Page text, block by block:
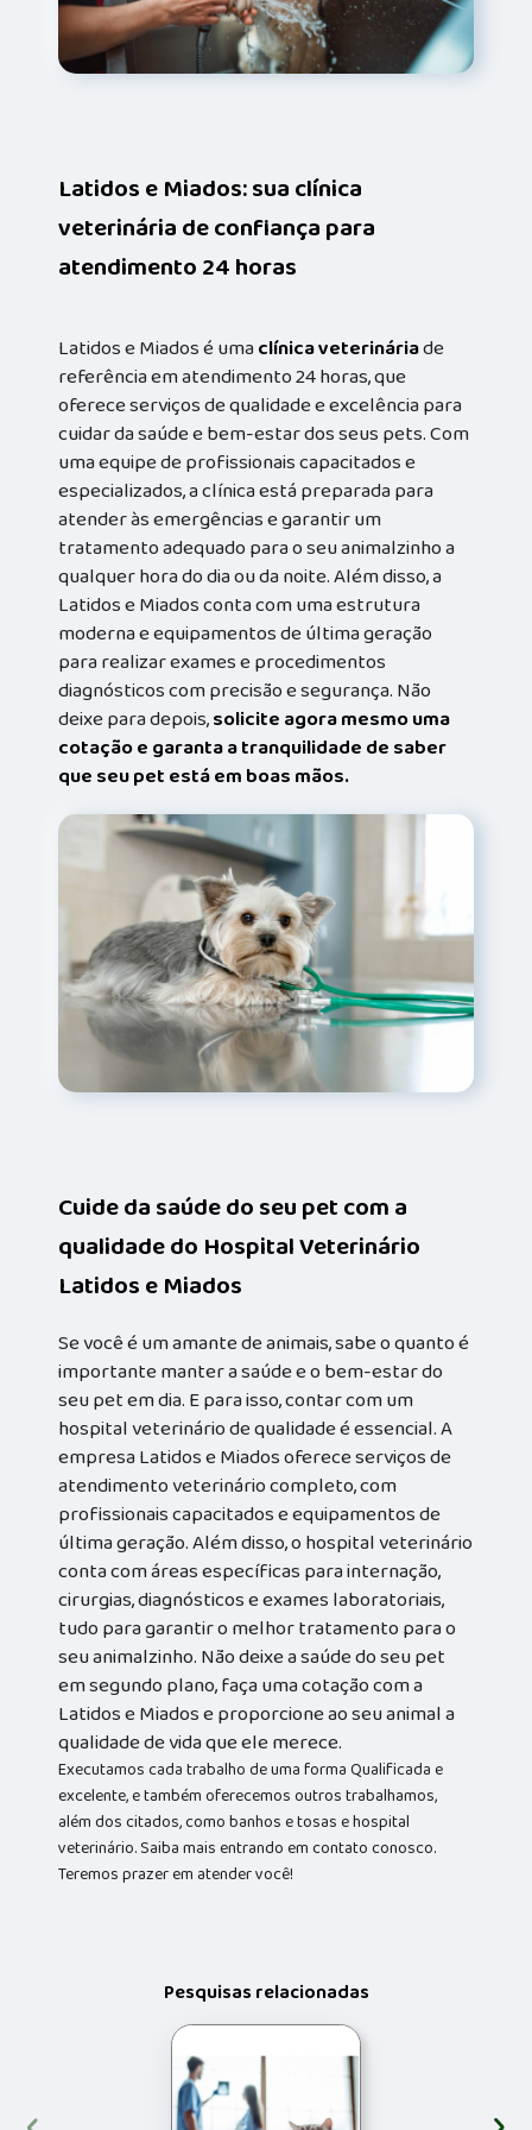
Latidos e Miados: sua clínica
veterinária de confiança para
atendimento 24 horas
Latidos e Miados é umaclínica veterináriade
referência em atendimento 24 horas, que
oferece serviços de qualidade e excelência para
cuidar da saúde e bem-estar dos seus pets. Com
uma equipe de profissionais capacitados e
especializados, a clínica está preparada para
atender às emergências e garantir um
tratamento adequado para o seu animalzinho a
qualquer hora do dia ou da noite. Além disso, a
Latidos e Miados conta com uma estrutura
moderna e equipamentos de última geração
para realizar exames e procedimentos
diagnósticos com precisão e segurança. Não
deixe para depois,solicite agora mesmo uma
cotação e garanta a tranquilidade de saber
que seu pet está em boas mãos.
Cuide da saúde do seu pet com a
qualidade do Hospital Veterinário
Latidos e Miados
Se você é um amante de animais, sabe o quanto é
importante manter a saúde e o bem-estar do
seu pet em dia. E para isso, contar com um
hospital veterinário de qualidade é essencial. A
empresa Latidos e Miados oferece serviços de
atendimento veterinário completo, com
profissionais capacitados e equipamentos de
última geração. Além disso, o hospital veterinário
conta com áreas específicas para internação,
cirurgias, diagnósticos e exames laboratoriais,
tudo para garantir o melhor tratamento para o
seu animalzinho. Não deixe a saúde do seu pet
em segundo plano, faça uma cotação com a
Latidos e Miados e proporcione ao seu animal a
qualidade de vida que ele merece.
Executamos cada trabalho de uma forma Qualificada e
excelente, e também oferecemos outros trabalhamos,
além dos citados, como banhos e tosas e hospital
veterinário. Saiba mais entrando em contato conosco.
Teremos prazer em atender você!
Pesquisas relacionadas